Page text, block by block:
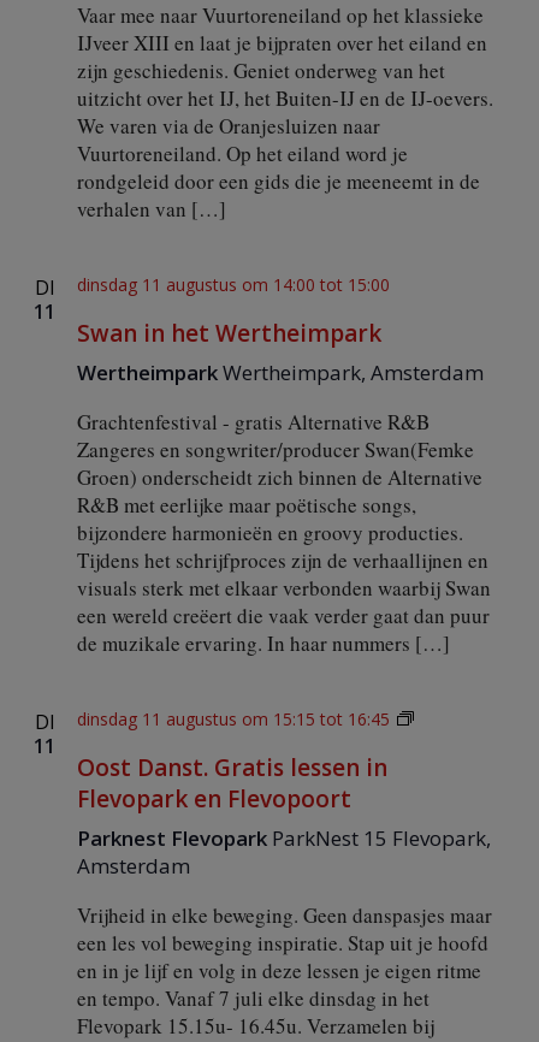
o
s
O
o
Vaar mee naar Vuurtoreneiland op het klassieke
IJveer XIII en laat je bijpraten over het eiland en
zijn geschiedenis. Geniet onderweg van het
uitzicht over het IJ, het Buiten-IJ en de IJ-oevers.
We varen via de Oranjesluizen naar
Vuurtoreneiland. Op het eiland word je
rondgeleid door een gids die je meeneemt in de
verhalen van […]
DI
11
Swan in het Wertheimpark
dinsdag 11 augustus om 14:00 tot 15:00
WertheimparkWertheimpark, Amsterdam
Grachtenfestival - gratis Alternative R&B
Zangeres en songwriter/producer Swan(Femke
Groen) onderscheidt zich binnen de Alternative
R&B met eerlijke maar poëtische songs,
bijzondere harmonieën en groovy producties.
Tijdens het schrijfproces zijn de verhaallijnen en
visuals sterk met elkaar verbonden waarbij Swan
een wereld creëert die vaak verder gaat dan puur
de muzikale ervaring. In haar nummers […]
DI
11
Oost Danst. Gratis lessen in
Flevopark en Flevopoort
dinsdag 11 augustus om 15:15 tot 16:45
O
a
.
G
r
a
t
Parknest Flevopark ParkNest 15 Flevopark,
Amsterdam
Vrijheid in elke beweging. Geen danspasjes maar
een les vol beweging inspiratie. Stap uit je hoofd
en in je lijf en volg in deze lessen je eigen ritme
en tempo. Vanaf 7 juli elke dinsdag in het
Flevopark 15.15u- 16.45u. Verzamelen bij